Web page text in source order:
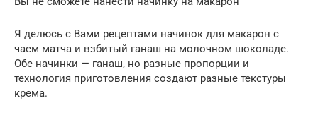
Я делюсь с Вами рецептами начинок для макарон с
чаем матча и взбитый ганаш на молочном шоколаде.
Обе начинки — ганаш, но разные пропорции и
технология приготовления создают разные текстуры
крема.